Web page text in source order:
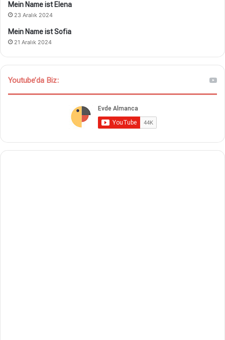
Mein Name ist Elena
23 Aralık 2024
Mein Name ist Sofia
21 Aralık 2024
Youtube’da Biz: